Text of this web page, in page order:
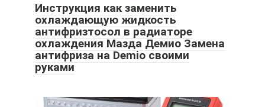
Инструкция как заменить
охлаждающую жидкость
антифризтосол в радиаторе
охлаждения Мазда Демио Замена
антифриза на Demio своими
руками